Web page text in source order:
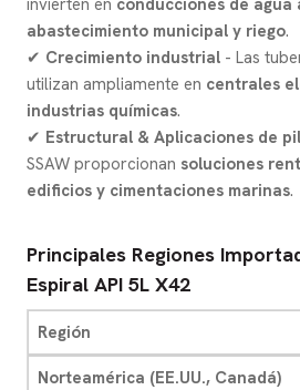
invierten en conducciones de agua
abastecimiento municipal y riego.
✔ Crecimiento industrial - Las
utilizan ampliamente en centrales
industrias químicas.
✔ Estructural & Aplicaciones de
SSAW proporcionan soluciones
edificios y cimentaciones marinas.
Principales Regiones
Espiral API 5L X42
Región
Norteamérica (EE.UU., Canadá)